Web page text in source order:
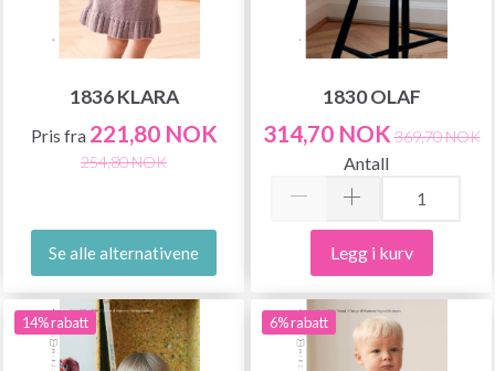
1836 KLARA
Pris fra 221,80 NOK
254,80 NOK
Se alle alternativene
1830 OLAF
314,70 NOK 369,70 NOK
Antall
Legg i kurv
14% rabatt 6% rabatt